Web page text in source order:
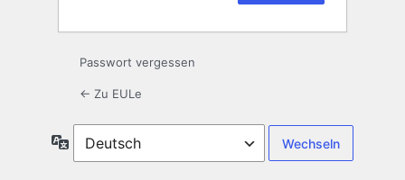
Passwort vergessen
← Zu EULe
Sprache